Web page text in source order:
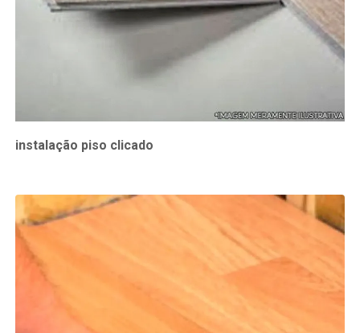
instalação piso clicado